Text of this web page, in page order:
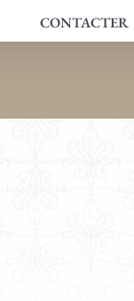
CONTACTER